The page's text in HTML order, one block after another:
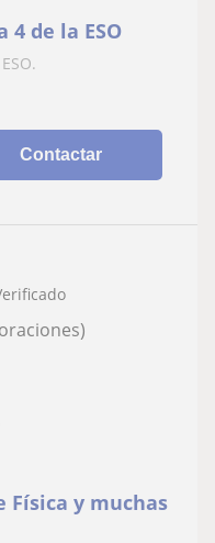
de la ESO
Contactar
y muchas